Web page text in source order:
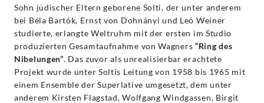
Sohn jüdischer Eltern geborene Solti, der unter anderem
bei Béla Bartók, Ernst von Dohnányi und Leó Weiner
studierte, erlangte Weltruhm mit der ersten im Studio
produzierten Gesamtaufnahme von Wagners“Ring des
Nibelungen”. Das zuvor als unrealisierbar erachtete
Projekt wurde unter Soltis Leitung von 1958 bis 1965 mit
einem Ensemble der Superlative umgesetzt, dem unter
anderem Kirsten Flagstad, Wolfgang Windgassen, Birgit